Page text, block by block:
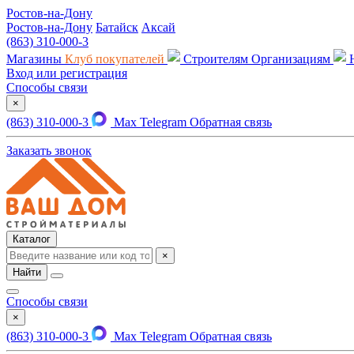
Ростов-на-Дону
Ростов-на-Дону Батайск Аксай
(863) 310-000-3
Магазины Клуб покупателей Строителям Организациям
Вход или регистрация
Способы связи
×
(863) 310-000-3 Max Telegram Обратная связь
Заказать звонок
Каталог
×
Найти
Способы связи
×
(863) 310-000-3 Max Telegram Обратная связь